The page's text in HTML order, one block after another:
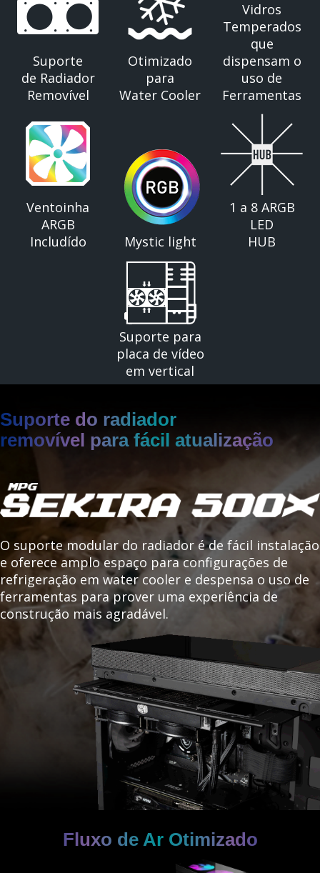
Suporte
de Radiador
Removível
Otimizado
para
Water Cooler
Vidros
Temperados
que
dispensam o
uso de
Ferramentas
Ventoinha
ARGB
Includído
Mystic light
1 a 8 ARGB
LED
HUB
Suporte para
placa de vídeo
em vertical
Suporte do radiador
removível para fácil atualização
O suporte modular do radiador é de fácil instalação
e oferece amplo espaço para configurações de
refrigeração em water cooler e despensa o uso de
ferramentas para prover uma experiência de
construção mais agradável.
Fluxo de Ar Otimizado